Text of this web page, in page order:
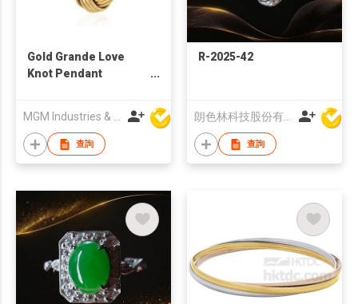
Gold Grande Love
Knot Pendant
MGM Industries & Company
查詢
R-2025-42
朗色林科技股份有限公司
查詢